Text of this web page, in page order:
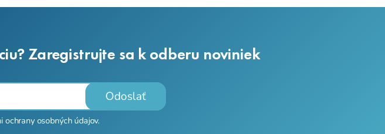
Zaregistrujte sa k odberu noviniek
Odoslať
ochrany osobných údajov.